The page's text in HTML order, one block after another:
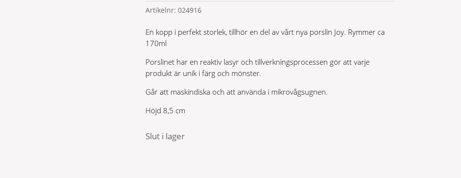
Artikelnr: 024916
En kopp i perfekt storlek, tillhör en del av vårt nya porslin Joy. Rymmer ca
170ml
Porslinet har en reaktiv lasyr och tillverkningsprocessen gör att varje
produkt är unik i färg och mönster.
Går att maskindiska och att använda i mikrovågsugnen.
Höjd 8,5 cm
Slut i lager